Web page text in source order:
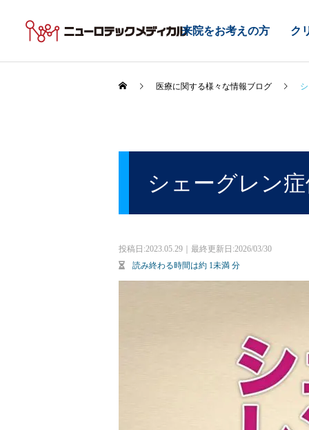
来院をお考えの方 ク
医療に関する様々な情報ブログ
シェーグレン
投稿日:2023.05.29｜最終更新日:2026/03/30
読み終わる時間は約 1未満 分